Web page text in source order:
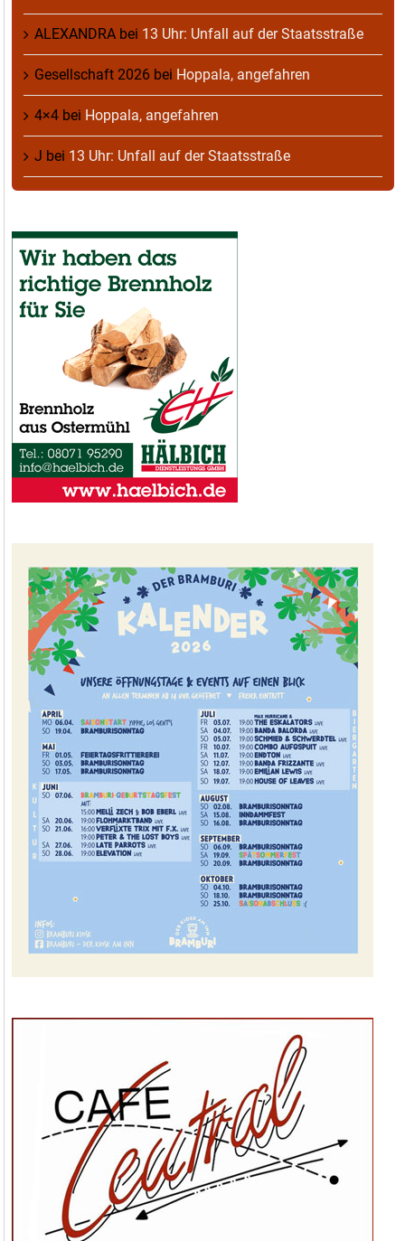
ALEXANDRA bei 13 Uhr: Unfall auf der Staatsstraße
Gesellschaft 2026 bei Hoppala, angefahren
4×4 bei Hoppala, angefahren
J bei 13 Uhr: Unfall auf der Staatsstraße